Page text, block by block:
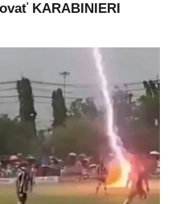
KARABINIERI